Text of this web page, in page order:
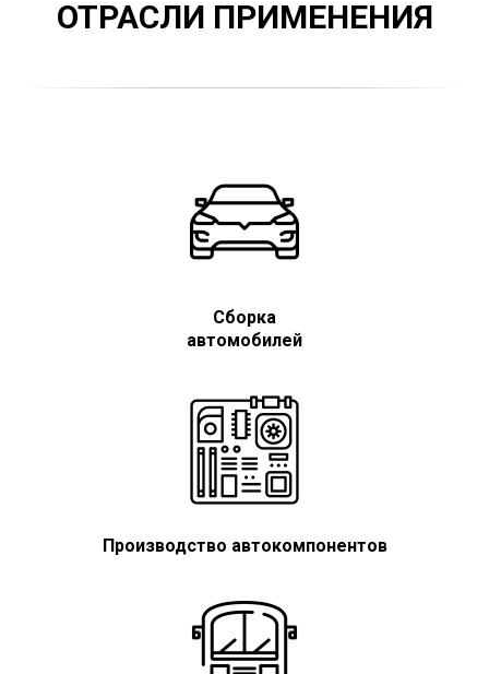
ОТРАСЛИ ПРИМЕНЕНИЯ
Сборка
автомобилей
Производство автокомпонентов